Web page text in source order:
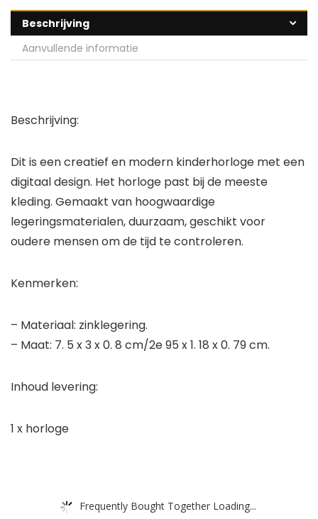
Beschrijving
Aanvullende informatie
Beschrijving:
Dit is een creatief en modern kinderhorloge met een
digitaal design. Het horloge past bij de meeste
kleding. Gemaakt van hoogwaardige
legeringsmaterialen, duurzaam, geschikt voor
oudere mensen om de tijd te controleren.
Kenmerken:
– Materiaal: zinklegering.
– Maat: 7. 5 x 3 x 0. 8 cm/2e 95 x 1. 18 x 0. 79 cm.
Inhoud levering:
1 x horloge
Frequently Bought Together Loading...